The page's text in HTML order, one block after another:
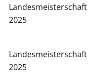
Landesmeisterschaft
2025
Landesmeisterschaft
2025